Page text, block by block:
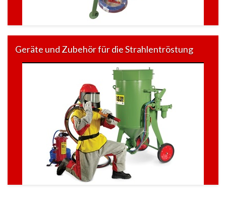
Geräte und Zubehör für die Strahlentröstung